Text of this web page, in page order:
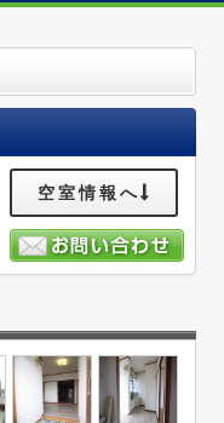
空室情報へ